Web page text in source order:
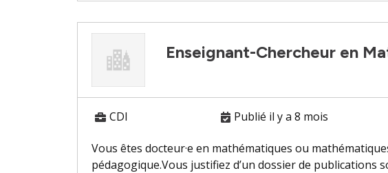
Enseignant-Chercheur en
CDI Publié il y a 8 mois
Vous êtes docteur·e en mathématiques ou
pédagogique.Vous justifiez d’un dossier de publications